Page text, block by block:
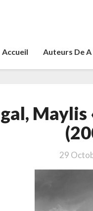
Accueil Auteurs De A
29